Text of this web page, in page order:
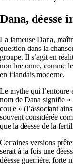
Dana, déesse
La fameuse Dana,
question dans la
groupe. Il s’agit en
non bretonne, comme
en irlandais moderne.
Le mythe qui l’entoure
nom de Dana signifie «
coule » (l’associant
souvent considérée
que la déesse de la
Certaines versions
serait à la fois une
déesse guerrière, forte